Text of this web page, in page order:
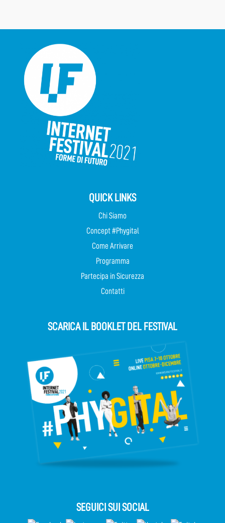
QUICK LINKS
Chi Siamo
Concept #Phygital
Come Arrivare
Programma
Partecipa in Sicurezza
Contatti
SCARICA IL BOOKLET DEL FESTIVAL
SEGUICI SUI SOCIAL